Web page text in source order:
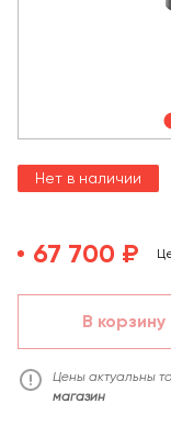
Нет в наличии
67 700 ₽
В корзину
Цены актуальны
магазин